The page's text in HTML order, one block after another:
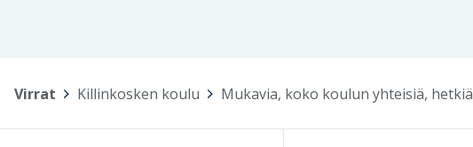
Virrat Killinkosken koulu Mukavia, koko koulun yhteisiä, hetkiä